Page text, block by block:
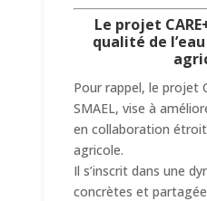
Le projet
qualité de
Pour rappel, le projet
SMAEL, vise à
en collaboration
agricole.
Il s’inscrit dans une
concrètes et